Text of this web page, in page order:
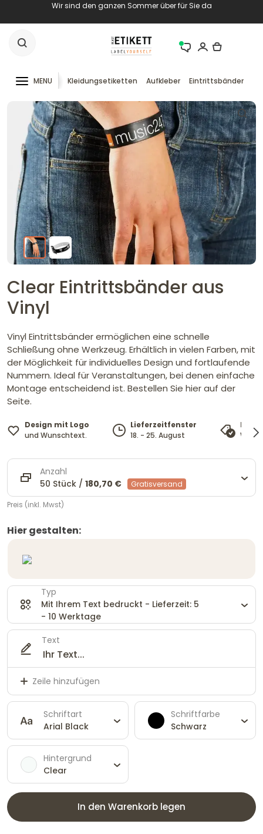
Wir sind den ganzen Sommer über für Sie da
MENU Kleidungsetiketten Aufkleber Eintrittsbänder
Clear Eintrittsbänder aus
Vinyl
Vinyl Eintrittsbänder ermöglichen eine schnelle
Schließung ohne Werkzeug. Erhältlich in vielen Farben, mit
der Möglichkeit für individuelles Design und fortlaufende
Nummern. Ideal für Veranstaltungen, bei denen einfache
Montage entscheidend ist. Bestellen Sie hier auf der
Seite.
Design mit Logo
und Wunschtext.
Lieferzeitfenster
18. - 25. August
Wir
Anzahl
50 Stück / 180,70 € Gratisversand
Preis (inkl. Mwst)
Hier gestalten:
Typ
Mit Ihrem Text bedruckt - Lieferzeit: 5
- 10 Werktage
Text
Zeile hinzufügen
Schriftart
Arial Black
Schriftfarbe
Schwarz
Hintergrund
Clear
In den Warenkorb legen